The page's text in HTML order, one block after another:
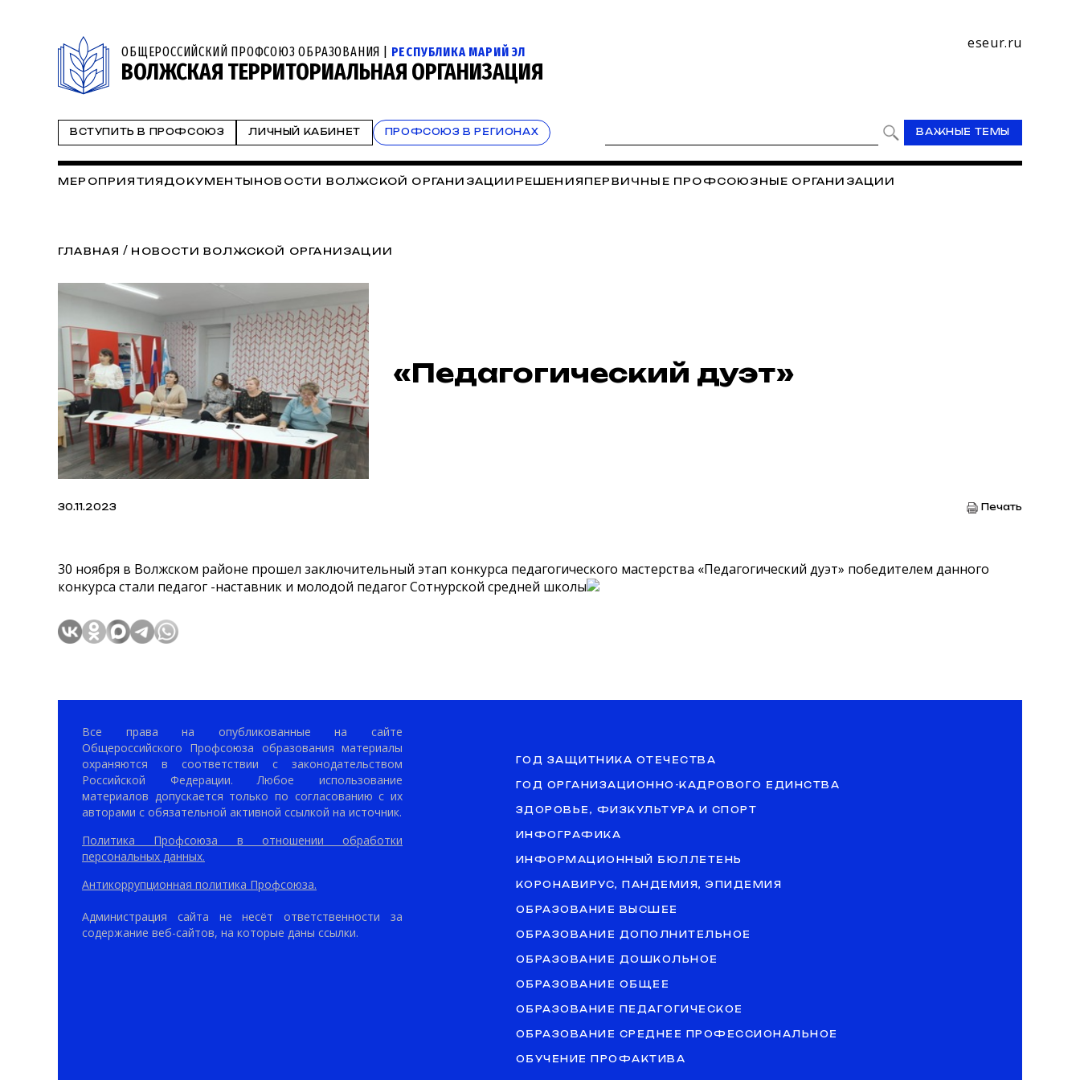
ОБЩЕРОССИЙСКИЙ ПРОФСОЮЗ ОБРАЗОВАНИЯ | РЕСПУБЛИКА МАРИЙ ЭЛ
ВОЛЖСКАЯ ТЕРРИТОРИАЛЬНАЯ ОРГАНИЗАЦИЯ
eseur.ru
ВСТУПИТЬ В ПРОФСОЮЗ ЛИЧНЫЙ КАБИНЕТ ПРОФСОЮЗ В РЕГИОНАХ ВАЖНЫЕ ТЕМЫ
МЕРОПРИЯТИЯ ДОКУМЕНТЫ НОВОСТИ ВОЛЖСКОЙ ОРГАНИЗАЦИИ РЕШЕНИЯ ПЕРВИЧНЫЕ ПРОФСОЮЗНЫЕ ОРГАНИЗАЦИИ
ГЛАВНАЯ / НОВОСТИ ВОЛЖСКОЙ ОРГАНИЗАЦИИ
«Педагогический дуэт»
30.11.2023 Печать
30 ноября в Волжском районе прошел заключительный этап конкурса педагогического мастерства «Педагогический дуэт» победителем данного
конкурса стали педагог -наставник и молодой педагог Сотнурской средней школы
Все права на опубликованные на сайте
Общероссийского Профсоюза образования материалы
охраняются в соответствии с законодательством
Российской Федерации. Любое использование
материалов допускается только по согласованию с их
авторами с обязательной активной ссылкой на источник.
Политика Профсоюза в отношении обработки
персональных данных.
Антикоррупционная политика Профсоюза.
Администрация сайта не несёт ответственности за
содержание веб-сайтов, на которые даны ссылки.
ГОД ЗАЩИТНИКА ОТЕЧЕСТВА
ГОД ОРГАНИЗАЦИОННО-КАДРОВОГО ЕДИНСТВА
ЗДОРОВЬЕ, ФИЗКУЛЬТУРА И СПОРТ
ИНФОГРАФИКА
ИНФОРМАЦИОННЫЙ БЮЛЛЕТЕНЬ
КОРОНАВИРУС, ПАНДЕМИЯ, ЭПИДЕМИЯ
ОБРАЗОВАНИЕ ВЫСШЕЕ
ОБРАЗОВАНИЕ ДОПОЛНИТЕЛЬНОЕ
ОБРАЗОВАНИЕ ДОШКОЛЬНОЕ
ОБРАЗОВАНИЕ ОБЩЕЕ
ОБРАЗОВАНИЕ ПЕДАГОГИЧЕСКОЕ
ОБРАЗОВАНИЕ СРЕДНЕЕ ПРОФЕССИОНАЛЬНОЕ
ОБУЧЕНИЕ ПРОФАКТИВА